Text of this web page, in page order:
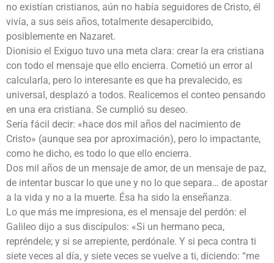
no existían cristianos, aún no había seguidores de Cristo, él
vivía, a sus seis años, totalmente desapercibido,
posiblemente en Nazaret.
Dionisio el Exiguo tuvo una meta clara: crear la era cristiana
con todo el mensaje que ello encierra. Cometió un error al
calcularla, pero lo interesante es que ha prevalecido, es
universal, desplazó a todos. Realicemos el conteo pensando
en una era cristiana. Se cumplió su deseo.
Sería fácil decir: «hace dos mil años del nacimiento de
Cristo» (aunque sea por aproximación), pero lo impactante,
como he dicho, es todo lo que ello encierra.
Dos mil años de un mensaje de amor, de un mensaje de paz,
de intentar buscar lo que une y no lo que separa… de apostar
a la vida y no a la muerte. Ésa ha sido la enseñanza.
Lo que más me impresiona, es el mensaje del perdón: el
Galileo dijo a sus discípulos: «Si un hermano peca,
repréndele; y si se arrepiente, perdónale. Y si peca contra ti
siete veces al día, y siete veces se vuelve a ti, diciendo: “me